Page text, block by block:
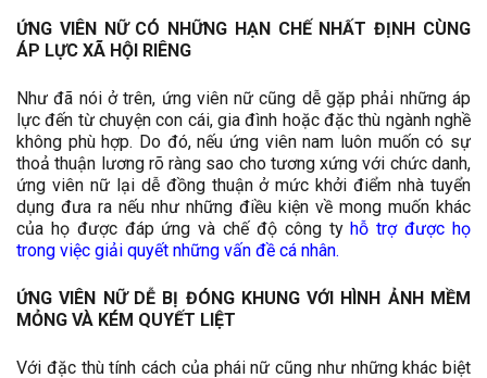
ỨNG VIÊN NỮ CÓ NHỮNG HẠN CHẾ NHẤT ĐỊNH CÙNG
ÁP LỰC XÃ HỘI RIÊNG
Như đã nói ở trên, ứng viên nữ cũng dễ gặp phải những áp
lực đến từ chuyện con cái, gia đình hoặc đặc thù ngành nghề
không phù hợp. Do đó, nếu ứng viên nam luôn muốn có sự
thoả thuận lương rõ ràng sao cho tương xứng với chức danh,
ứng viên nữ lại dễ đồng thuận ở mức khởi điểm nhà tuyển
dụng đưa ra nếu như những điều kiện về mong muốn khác
của họ được đáp ứng và chế độ công tyhỗ trợ được họ
trong việc giải quyết những vấn đề cá nhân.
ỨNG VIÊN NỮ DỄ BỊ ĐÓNG KHUNG VỚI HÌNH ẢNH MỀM
MỎNG VÀ KÉM QUYẾT LIỆT
Với đặc thù tính cách của phái nữ cũng như những khác biệt